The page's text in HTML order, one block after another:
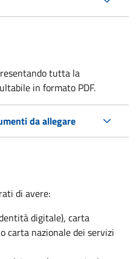
tutta la
in formato PDF.
da allegare
di avere:
digitale), carta
carta nazionale dei servizi